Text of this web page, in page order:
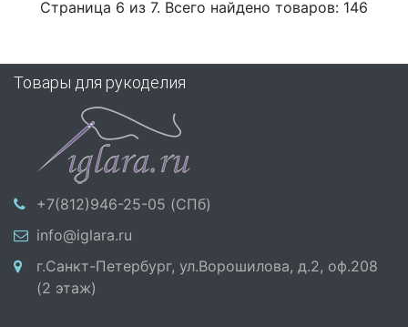
Страница 6 из 7. Всего найдено товаров: 146
Товары для рукоделия
+7(812)946-25-05 (СПб)
info@iglara.ru
г.Санкт-Петербург, ул.Ворошилова, д.2, оф.208
(2 этаж)